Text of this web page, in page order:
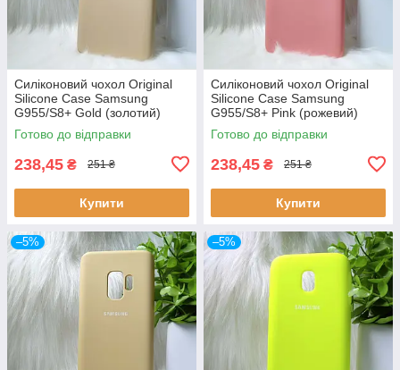
Силіконовий чохол Original
Silicone Case Samsung
G955/S8+ Gold (золотий)
Готово до відправки
238,45 ₴ 251 ₴
Купити
Силіконовий чохол Original
Silicone Case Samsung
G955/S8+ Pink (рожевий)
Готово до відправки
238,45 ₴ 251 ₴
Купити
–5% –5%